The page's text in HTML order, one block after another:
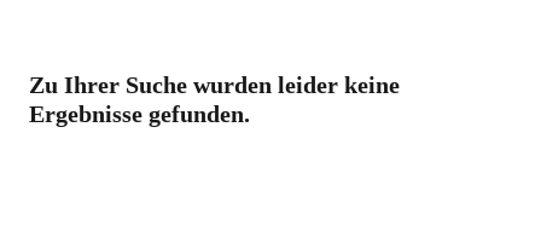
Zu Ihrer Suche wurden leider keine
Ergebnisse gefunden.